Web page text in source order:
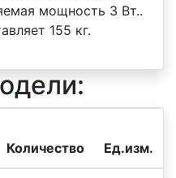
мощность 3 Вт..
155 кг.
Количество Ед.изм.